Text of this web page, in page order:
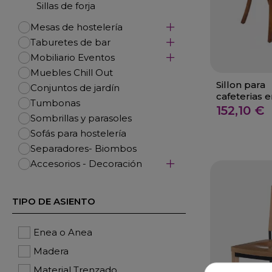
Sillas de forja
Mesas de hostelería
Taburetes de bar
Mobiliario Eventos
Muebles Chill Out
Conjuntos de jardín
Tumbonas
Sombrillas y parasoles
Sofás para hostelería
Separadores- Biombos
Accesorios - Decoración
TIPO DE ASIENTO
Enea o Anea
Madera
Sillon para
cafeterias
madera
Urdiales
152,10 €